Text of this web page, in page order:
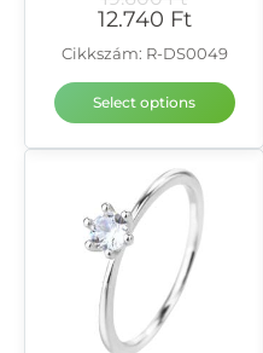
12.740 Ft
Cikkszám: R-DS0049
Select options